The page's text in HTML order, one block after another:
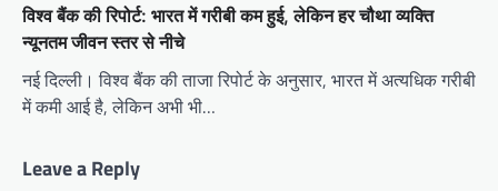
विश्व बैंक की रिपोर्ट: भारत में गरीबी कम हुई, लेकिन हर चौथा व्यक्ति
न्यूनतम जीवन स्तर से नीचे
नई दिल्ली। विश्व बैंक की ताजा रिपोर्ट के अनुसार, भारत में अत्यधिक गरीबी
में कमी आई है, लेकिन अभी भी…
Leave a Reply